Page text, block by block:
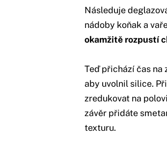
Následuje
nádoby koňak a
okamžitě rozpustí
Teď přichází čas na
aby uvolnil silice.
zredukovat na
závěr přidáte
texturu.